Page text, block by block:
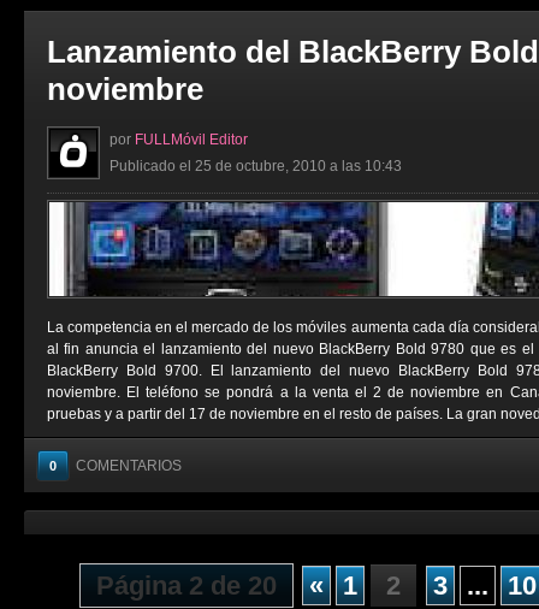
Lanzamiento del BlackBerry
noviembre
por FULLMóvil Editor
Publicado el 25 de octubre, 2010 a las 10:43
La competencia en el mercado de los móviles aumenta cada día
al fin anuncia el lanzamiento del nuevo BlackBerry Bold 9780 que es
BlackBerry Bold 9700. El lanzamiento del nuevo BlackBerry Bold
noviembre. El teléfono se pondrá a la venta el 2 de noviembre en
pruebas y a partir del 17 de noviembre en el resto de países. La gran
0 COMENTARIOS
Página 2 de 20 « 1 2 3 ... 10